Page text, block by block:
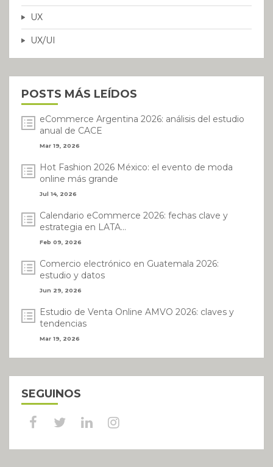
UX
UX/UI
POSTS MÁS LEÍDOS
eCommerce Argentina 2026: análisis del estudio
anual de CACE
Mar 19, 2026
Hot Fashion 2026 México: el evento de moda
online más grande
Jul 14, 2026
Calendario eCommerce 2026: fechas clave y
estrategia en LATA...
Feb 09, 2026
Comercio electrónico en Guatemala 2026:
estudio y datos
Jun 29, 2026
Estudio de Venta Online AMVO 2026: claves y
tendencias
Mar 19, 2026
SEGUINOS